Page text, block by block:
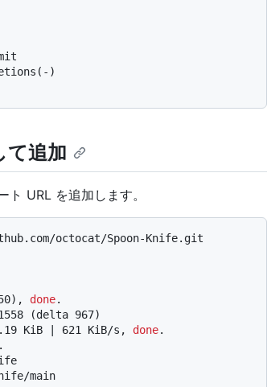
)
て追加
URL を追加します。
octocat/Spoon-Knife.git
done.
(delta 967)
KiB | 621 KiB/s, done.
.
main